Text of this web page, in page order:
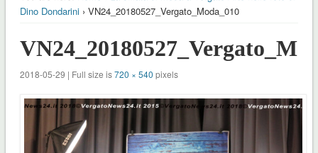
Dino Dondarini› VN24_20180527_Vergato_Moda_010
2018-05-29 | Full size is720 × 540 pixels